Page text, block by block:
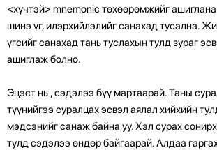
<хүчтэй> mnemonic төхөөрөмжийг ашиглана
шинэ үг, илэрхийлэлийг санахад тусална.
үгсийг санахад тань туслахын тулд зураг
ашиглаж болно.
Эцэст нь , сэдэлээ бүү мартаарай. Таны
түүнийгээ суралцах эсвэл аялал хийхийн
мэдсэнийг санаж байна уу. Хэл сурах
тулд сэдэлээ өндөр байгаарай. Алдаа